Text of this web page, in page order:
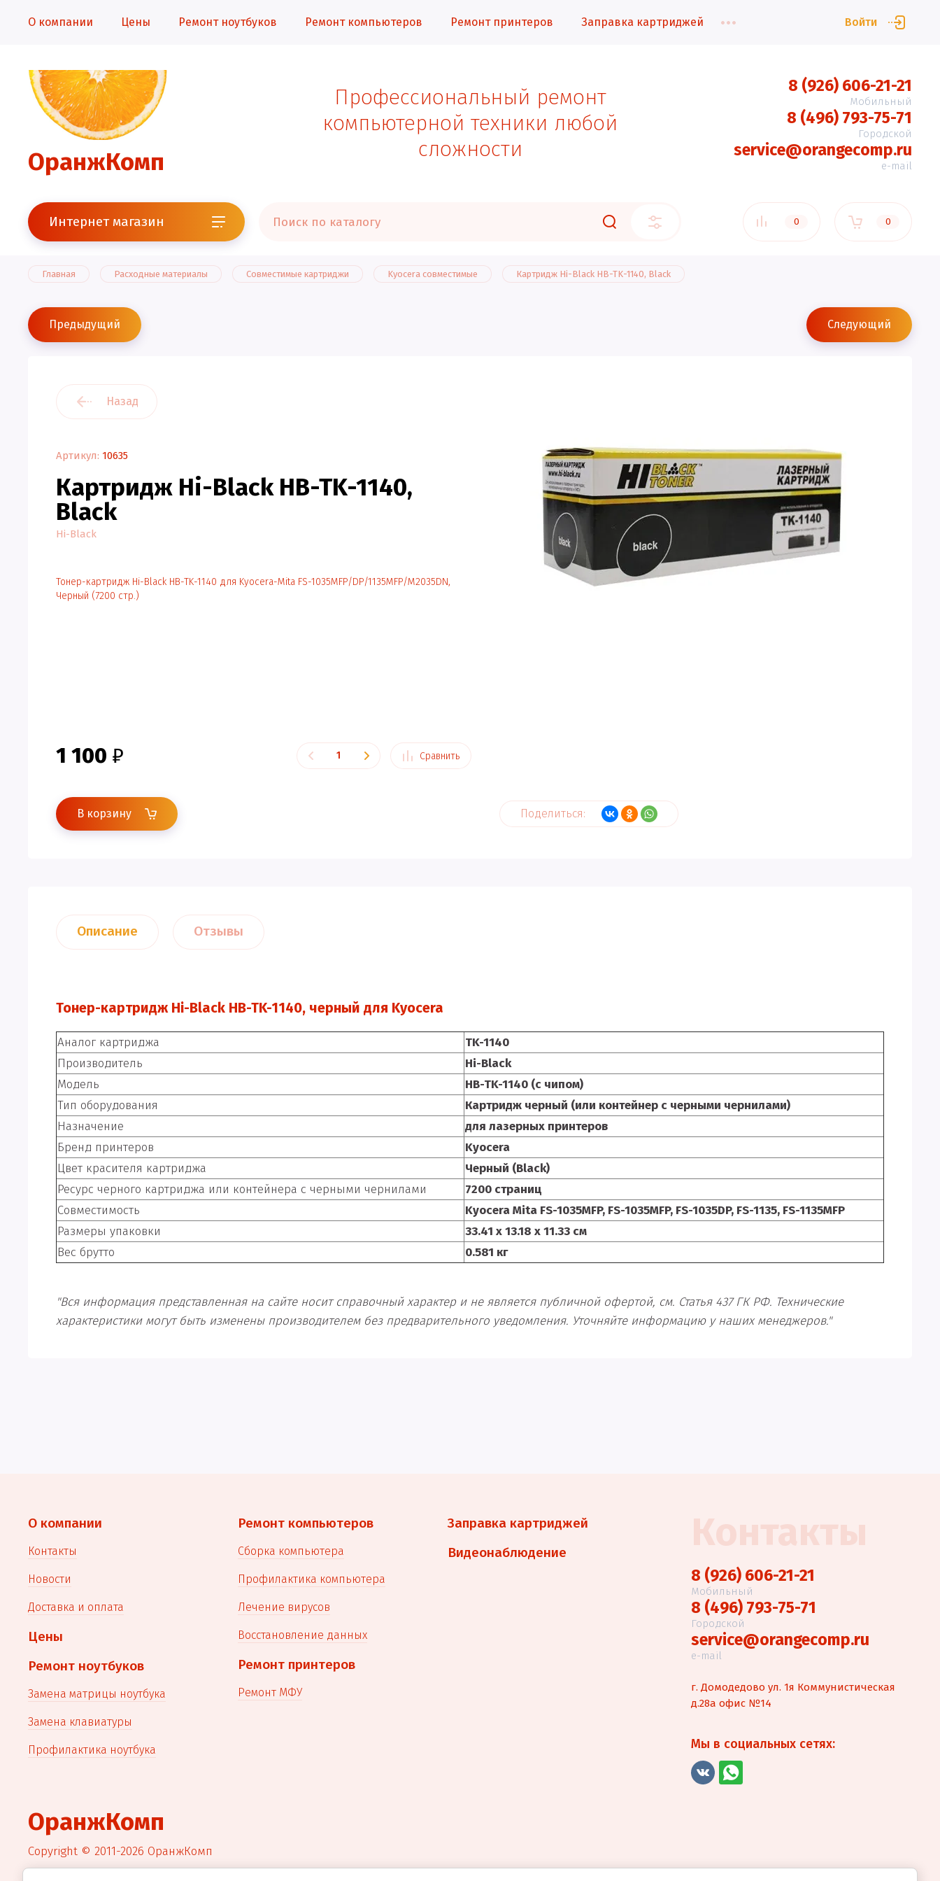
О компании Цены Ремонт ноутбуков Ремонт компьютеров Ремонт принтеров Заправка картриджей Войти
ОранжКомп
Профессиональный ремонт
компьютерной техники любой
сложности
8 (926) 606-21-21
Мобильный
8 (496) 793-75-71
Городской
service@orangecomp.ru
e-mail
Интернет магазин 0 0
Главная Расходные материалы Совместимые картриджи Kyocera совместимые Картридж Hi-Black HB-TK-1140, Black
Предыдущий Следующий
Назад
Артикул: 10635
Картридж Hi-Black HB-TK-1140,
Black
Hi-Black
Тонер-картридж Hi-Black HB-TK-1140 для Kyocera-Mita FS-1035MFP/DP/1135MFP/M2035DN,
Черный (7200 стр.)
1 100 ₽ Сравнить
В корзину Поделиться:
Описание Отзывы
Тонер-картридж Hi-Black HB-TK-1140, черный для Kyocera
Аналог картриджа
TK-1140
Производитель
Hi-Black
Модель
HB-TK-1140 (с чипом)
Тип оборудования
Картридж черный (или контейнер с черными чернилами)
Назначение
для лазерных принтеров
Бренд принтеров
Kyocera
Цвет красителя картриджа
Черный (Black)
Ресурс черного картриджа или контейнера с черными чернилами
7200 страниц
Совместимость
Kyocera Mita FS-1035MFP, FS-1035MFP, FS-1035DP, FS-1135, FS-1135MFP
Размеры упаковки
33.41 x 13.18 x 11.33 см
Вес брутто
0.581 кг
"Вся информация представленная на сайте носит справочный характер и не является публичной офертой, см. Статья 437 ГК РФ. Технические
характеристики могут быть изменены производителем без предварительного уведомления. Уточняйте информацию у наших менеджеров."
О компании
Контакты
Новости
Доставка и оплата
Цены
Ремонт ноутбуков
Замена матрицы ноутбука
Замена клавиатуры
Профилактика ноутбука
Ремонт компьютеров
Сборка компьютера
Профилактика компьютера
Лечение вирусов
Восстановление данных
Ремонт принтеров
Ремонт МФУ
Заправка картриджей
Видеонаблюдение
ОранжКомп
Copyright © 2011-2026 ОранжКомп
Контакты
8 (926) 606-21-21
Мобильный
8 (496) 793-75-71
Городской
service@orangecomp.ru
e-mail
г. Домодедово ул. 1я Коммунистическая
д.28а офис №14
Мы в социальных сетях: